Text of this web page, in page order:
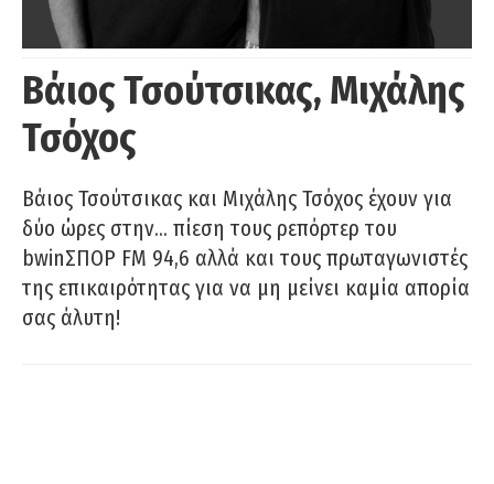
Βάιος Τσούτσικας, Μιχάλης
Τσόχος
Βάιος Τσούτσικας και Μιχάλης Τσόχος έχουν για
δύο ώρες στην… πίεση τους ρεπόρτερ του
bwinΣΠΟΡ FM 94,6 αλλά και τους πρωταγωνιστές
της επικαιρότητας για να μη μείνει καμία απορία
σας άλυτη!